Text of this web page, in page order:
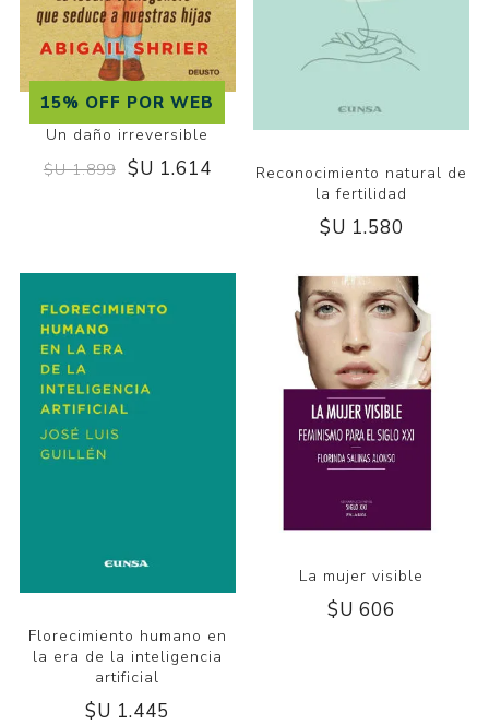
15% OFF POR WEB
Un daño irreversible
$U 1.899 $U 1.614
Reconocimiento natural de
la fertilidad
$U 1.580
Florecimiento humano en
la era de la inteligencia
artificial
$U 1.445
La mujer visible
$U 606